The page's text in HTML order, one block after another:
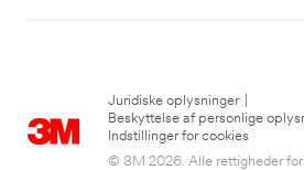
Juridiske oplysninger
Beskyttelse af personlige
Indstillinger for cookies
© 3M 2026. Alle rettigheder